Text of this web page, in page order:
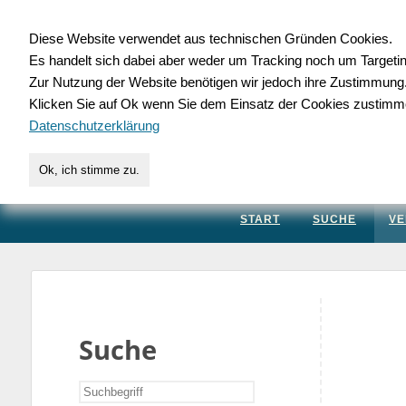
für Handwerk,
START SUCHE
Suche
Diese Website verwendet aus technischen Gründen Cookies.
Es handelt sich dabei aber weder um Tracking noch um
Zur Nutzung der Website benötigen wir jedoch ihre Zustimmung.
Klicken Sie auf Ok wenn Sie dem Einsatz der Cookies
Datenschutzerklärung
Ok, ich stimme zu.